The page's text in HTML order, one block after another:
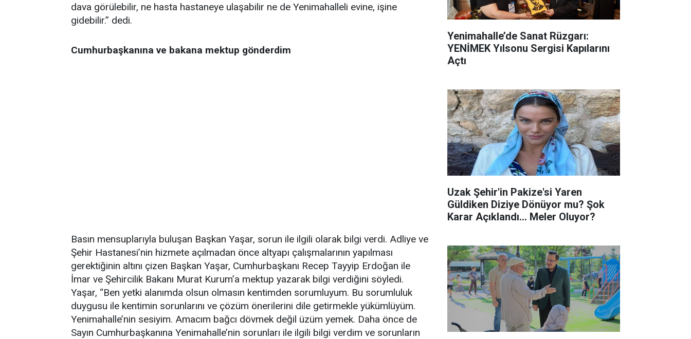
dava görülebilir, ne hasta hastaneye ulaşabilir ne de Yenimahalleli evine, işine
gidebilir.” dedi.
Cumhurbaşkanına ve bakana mektup gönderdim
Basın mensuplarıyla buluşan Başkan Yaşar, sorun ile ilgili olarak bilgi verdi. Adliye ve
Şehir Hastanesi’nin hizmete açılmadan önce altyapı çalışmalarının yapılması
gerektiğinin altını çizen Başkan Yaşar, Cumhurbaşkanı Recep Tayyip Erdoğan ile
İmar ve Şehircilik Bakanı Murat Kurum’a mektup yazarak bilgi verdiğini söyledi.
Yaşar, “Ben yetki alanımda olsun olmasın kentimden sorumluyum. Bu sorumluluk
duygusu ile kentimin sorunlarını ve çözüm önerilerini dile getirmekle yükümlüyüm.
Yenimahalle’nin sesiyim. Amacım bağcı dövmek değil üzüm yemek. Daha önce de
Sayın Cumhurbaşkanına Yenimahalle’nin sorunları ile ilgili bilgi verdim ve sorunların
Yenimahalle’de Sanat Rüzgarı:
YENİMEK Yılsonu Sergisi Kapılarını
Açtı
Uzak Şehir'in Pakize'si Yaren
Güldiken Diziye Dönüyor mu? Şok
Karar Açıklandı... Meler Oluyor?